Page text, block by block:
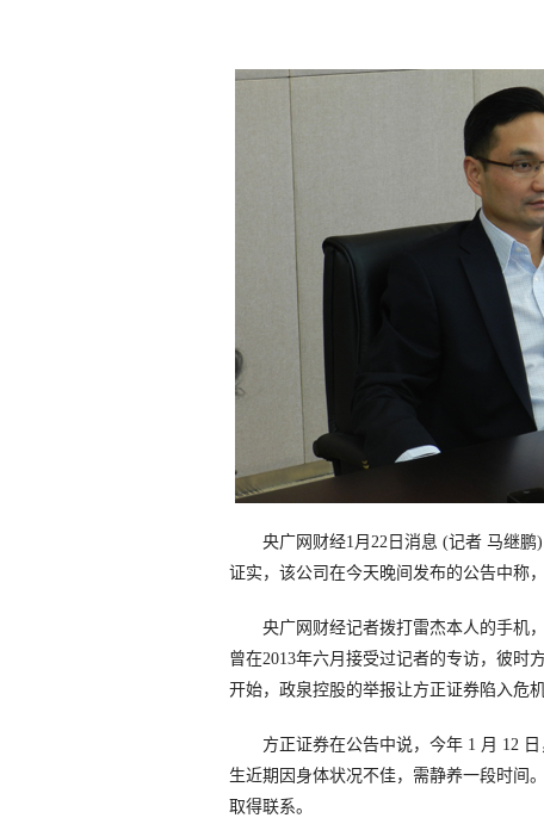
央广网财经1月 22 日消息 (记者 马继鹏)
证实，该公司在今天晚间发布的公告中称
央广网财经记者拨打雷杰本人的手机
曾在2013年六月接受过记者的专访，彼时
开始，政泉控股的举报让方正证券陷入危机
方正证券在公告中说，今年 1 月 12
生近期因身体状况不佳，需静养一段时间。
取得联系。